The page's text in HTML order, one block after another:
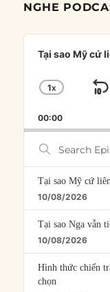
NGHE
Audio
Player
Tại sao Mỹ cứ
CHANGE
RATE
1X
00:00
Search
Episodes
Tại sao Mỹ cứ
10/08/2026
Tại sao Nga vẫn
10/08/2026
Hình thức chiến
chọn